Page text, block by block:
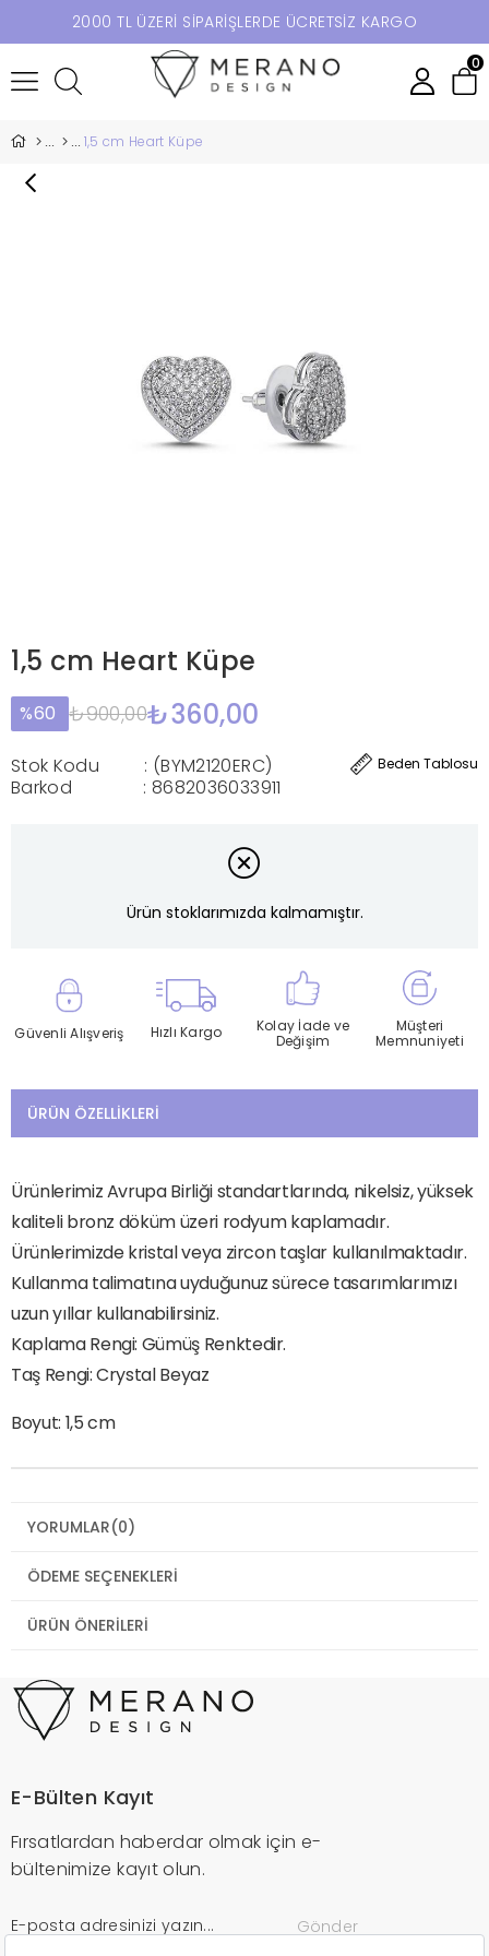
2000 TL ÜZERİ SİPARİŞLERDE ÜCRETSİZ KARGO
0
1,5 cm Heart Küpe
1,5 cm Heart Küpe
60 ₺900,00₺360,00
Beden Tablosu
Stok Kodu
(BYM2120ERC)
Barkod
: 8682036033911
Ürün stoklarımızda kalmamıştır.
Güvenli Alışveriş Hızlı Kargo
Kolay İade ve
Değişim
Müşteri
Memnuniyeti
ÜRÜN ÖZELLIKLERI
Ürünlerimiz Avrupa Birliği standartlarında, nikelsiz, yüksek
kaliteli bronz döküm üzeri rodyum kaplamadır.
Ürünlerimizde kristal veya zircon taşlar kullanılmaktadır.
Kullanma talimatına uyduğunuz sürece tasarımlarımızı
uzun yıllar kullanabilirsiniz.
Kaplama Rengi: Gümüş Renktedir.
Taş Rengi: Crystal Beyaz
Boyut: 1,5 cm
YORUMLAR(0)
ÖDEME SEÇENEKLERI
ÜRÜN ÖNERILERI
E-Bülten Kayıt
Fırsatlardan haberdar olmak için e-
bültenimize kayıt olun.
Gönder